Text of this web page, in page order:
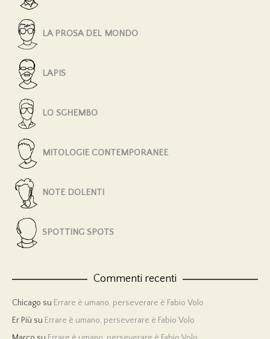
LA PROSA DEL MONDO
LAPIS
LO SGHEMBO
MITOLOGIE CONTEMPORANEE
NOTE DOLENTI
SPOTTING SPOTS
Commenti recenti
Chicago su Errare è umano, perseverare è Fabio Volo
Er Più su Errare è umano, perseverare è Fabio Volo